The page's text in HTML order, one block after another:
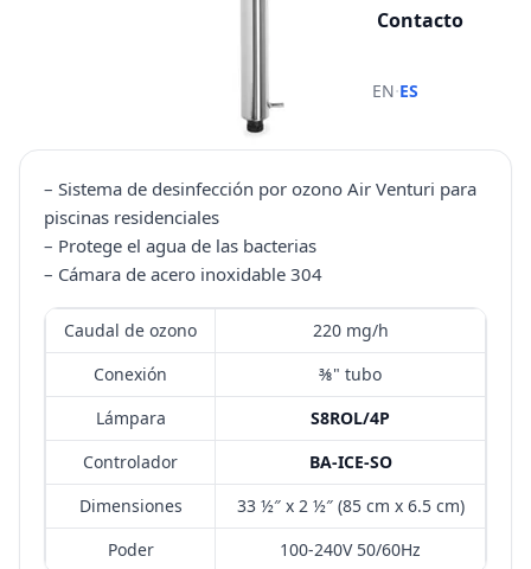
Contacto
EN·ES
– Sistema de desinfección por ozono Air Venturi para
piscinas residenciales
– Protege el agua de las bacterias
– Cámara de acero inoxidable 304
Caudal de ozono
220 mg/h
Conexión
⅜" tubo
Lámpara
S8ROL/4P
Controlador
BA-ICE-SO
Dimensiones
33 ½″ x 2 ½″ (85 cm x 6.5 cm)
Poder
100-240V 50/60Hz